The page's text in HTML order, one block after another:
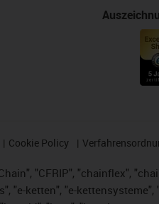
Cookie Policy
"CFRIP", "chainflex",
"e-ketten", "e-